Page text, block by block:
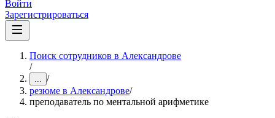
Войти
Зарегистрироваться
Поиск сотрудников в Александрове
/
... /
резюме в Александрове/
преподаватель по ментальной арифметике